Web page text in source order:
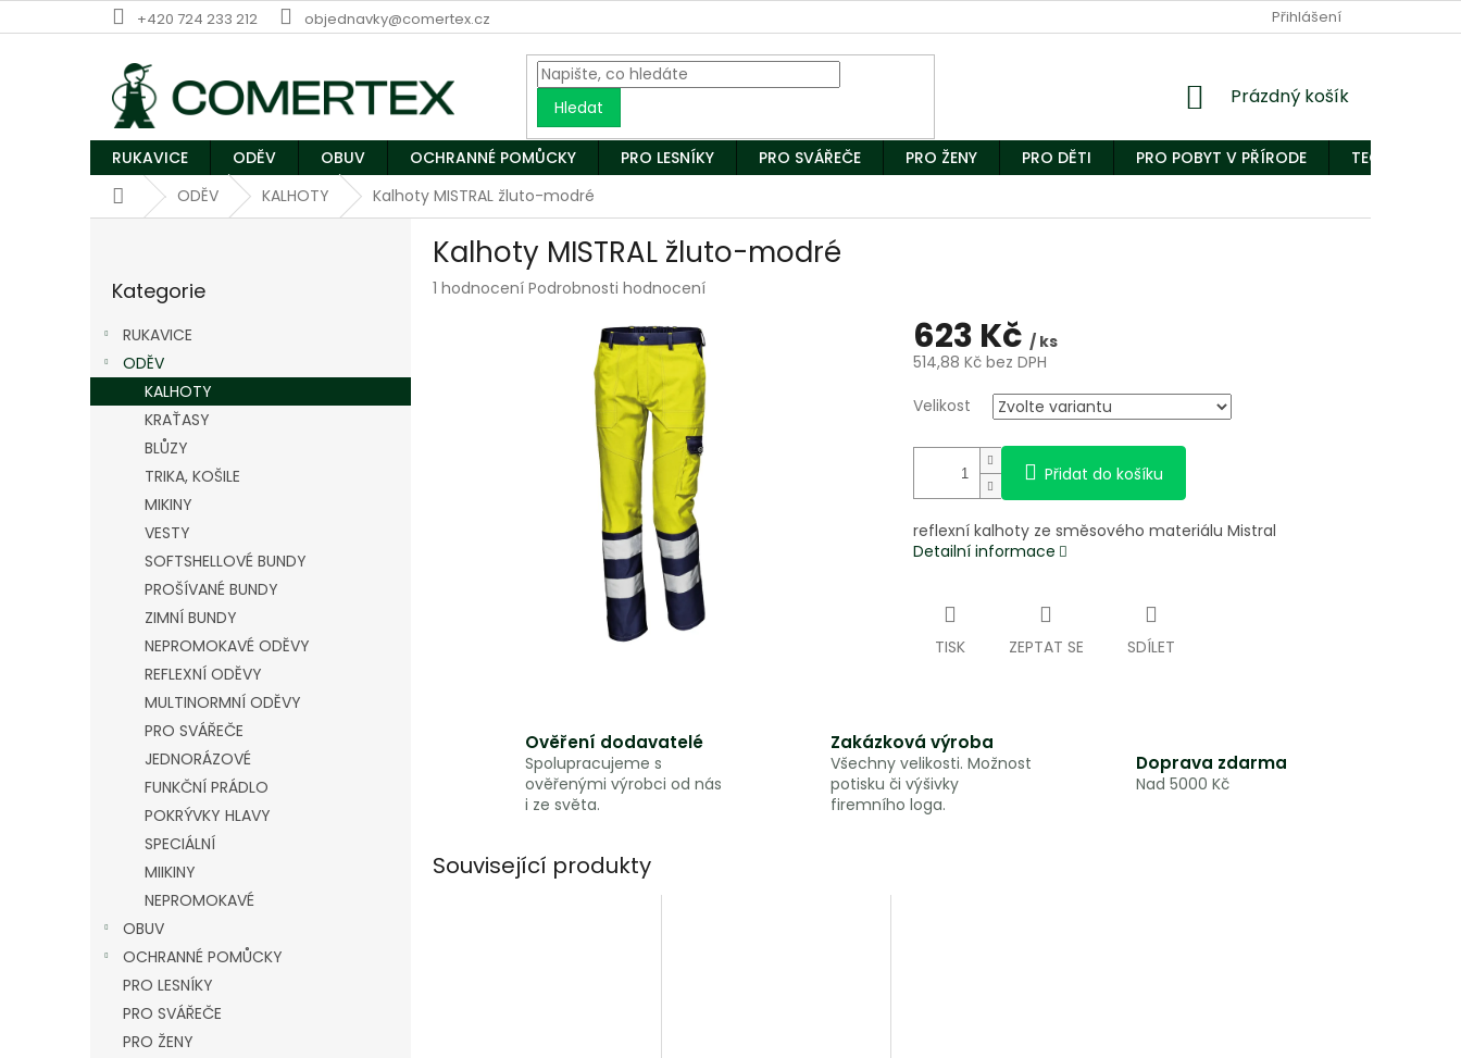
na
+420 724 233 212 objednavky@comertex.cz Přihlášení
Hledat
Nákupní
Prázdný košík
RUKAVICE ODĚV OBUV OCHRANNÉ POMŮCKY PRO LESNÍKY PRO SVÁŘEČE PRO ŽENY PRO DĚTI PRO POBYT V PŘÍRODE
TECHNICKÝ
DomůODĚV KALHOTY Kalhoty MISTRAL žluto-modré
n
kategorie
Kategorie
RUKAVICE
ODĚV
KALHOTY
KRAŤASY
BLŮZY
TRIKA, KOŠILE
MIKINY
VESTY
SOFTSHELLOVÉ BUNDY
PROŠÍVANÉ BUNDY
ZIMNÍ BUNDY
NEPROMOKAVÉ ODĚVY
REFLEXNÍ ODĚVY
MULTINORMNÍ ODĚVY
PRO SVÁŘEČE
JEDNORÁZOVÉ
FUNKČNÍ PRÁDLO
POKRÝVKY HLAVY
SPECIÁLNÍ
MIIKINY
NEPROMOKAVÉ
OBUV
OCHRANNÉ POMŮCKY
PRO LESNÍKY
PRO SVÁŘEČE
PRO ŽENY
Kalhoty MISTRAL žluto-modré
Průměrné
1 hodnocení Podrobnosti hodnocení
623 Kč / ks
514,88 Kč bez DPH
cena:
Velikost
Přidat do košíku
reflexní kalhoty ze směsového materiálu Mistral
Detailní informace
TISK ZEPTAT SE SDÍLET
Ověření dodavatelé
Spolupracujeme s
ověřenými výrobci od nás
i ze světa.
Zakázková výroba
Všechny velikosti. Možnost
potisku či výšivky
firemního loga.
Doprava zdarma
Nad 5000 Kč
Související produkty